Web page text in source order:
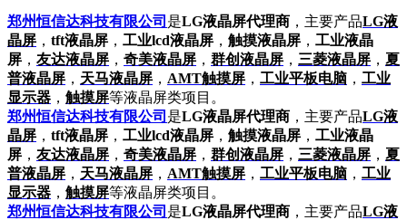
郑州恒信达科技有限公司 是LG液晶屏代理商 ，主要产品LG液
晶屏 ， tft液晶屏 ， 工业lcd液晶屏 ， 触摸液晶屏 ， 工业液晶
屏 ， 友达液晶屏 ， 奇美液晶屏 ， 群创液晶屏 ， 三菱液晶屏 ， 夏
普液晶屏 ， 天马液晶屏 ， AMT触摸屏 ， 工业平板电脑 ， 工业
显示器 ， 触摸屏等液晶屏类项目。
郑州恒信达科技有限公司 是LG液晶屏代理商 ，主要产品LG液
晶屏 ， tft液晶屏 ， 工业lcd液晶屏 ， 触摸液晶屏 ， 工业液晶
屏 ， 友达液晶屏 ， 奇美液晶屏 ， 群创液晶屏 ， 三菱液晶屏 ， 夏
普液晶屏 ， 天马液晶屏 ， AMT触摸屏 ， 工业平板电脑 ， 工业
显示器 ， 触摸屏等液晶屏类项目。
郑州恒信达科技有限公司 是LG液晶屏代理商 ，主要产品LG液